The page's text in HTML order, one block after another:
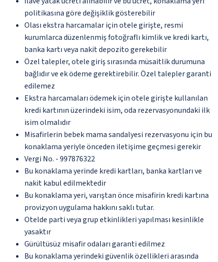
politikasına göre değişiklik gösterebilir
Olası ekstra harcamalar için otele girişte, resmi
kurumlarca düzenlenmiş fotoğraflı kimlik ve kredi kartı,
banka kartı veya nakit depozito gerekebilir
Özel talepler, otele giriş sırasında müsaitlik durumuna
bağlıdır ve ek ödeme gerektirebilir. Özel talepler garanti
edilemez
Ekstra harcamaları ödemek için otele girişte kullanılan
kredi kartının üzerindeki isim, oda rezervasyonundaki ilk
isim olmalıdır
Misafirlerin bebek mama sandalyesi rezervasyonu için bu
konaklama yeriyle önceden iletişime geçmesi gerekir
Vergi No. - 997876322
Bu konaklama yerinde kredi kartları, banka kartları ve
nakit kabul edilmektedir
Bu konaklama yeri, varıştan önce misafirin kredi kartına
provizyon uygulama hakkını saklı tutar.
Otelde parti veya grup etkinlikleri yapılması kesinlikle
yasaktır
Gürültüsüz misafir odaları garanti edilmez
Bu konaklama yerindeki güvenlik özellikleri arasında